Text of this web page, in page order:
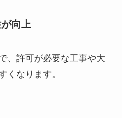
向上
、許可が必要な工事や大
くなります。